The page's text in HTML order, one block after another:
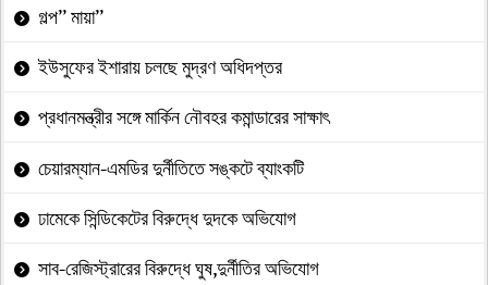
গল্প” মায়া”
ইউসুফের ইশারায় চলছে মুদ্রণ অধিদপ্তর
প্রধানমন্ত্রীর সঙ্গে মার্কিন নৌবহর কমান্ডারের সাক্ষাৎ
চেয়ারম্যান-এমডির দুর্নীতিতে সঙ্কটে ব্যাংকটি
ঢামেকে সিন্ডিকেটের বিরুদ্ধে দুদকে অভিযোগ
সাব-রেজিস্ট্রারের বিরুদ্ধে ঘুষ,দুর্নীতির অভিযোগ